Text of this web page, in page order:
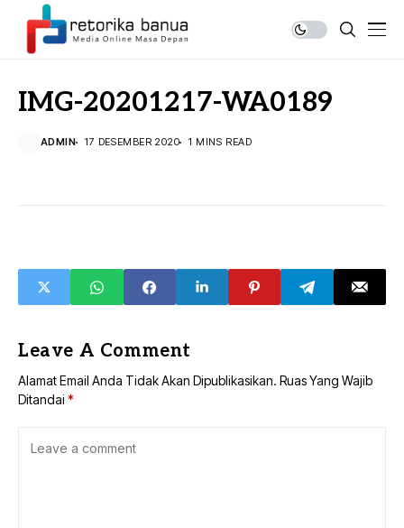
IMG-20201217-WA0189
ADMIN 17 DESEMBER 2020 1 MINS READ
Leave A Comment
Alamat Email Anda Tidak Akan Dipublikasikan. Ruas Yang Wajib
Ditandai *